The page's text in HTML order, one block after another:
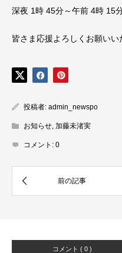
深夜 1時 45分～午前 4時 15
皆さま応援よろしくお願いい
投稿者: admin_newspo
お知らせ, 加藤未渚実
コメント: 0
コメント ( 0 )